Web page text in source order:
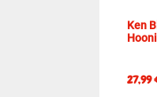
Ken
27,99